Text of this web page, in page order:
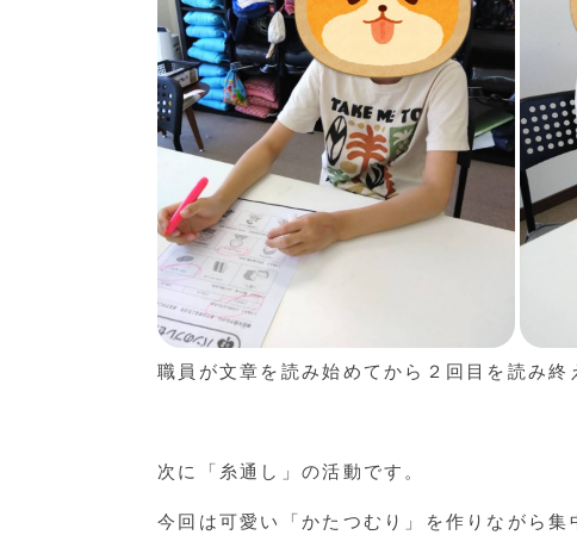
職員が文章を読み始めてから２回目を読み
次に「糸通し」の活動です。
今回は可愛い「かたつむり」を作りながら集